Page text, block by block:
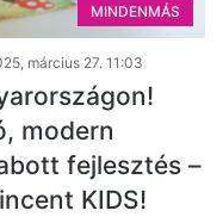
MINDENMÁS
március 27. 11:03
modern
fejlesztés –
KIDS!